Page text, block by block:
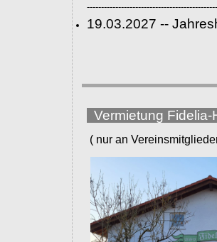
19.03.2027 --
Vermietung Fidelia-
( nur an